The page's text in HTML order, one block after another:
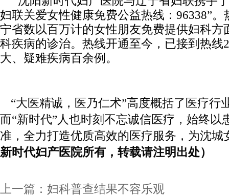
妇联关爱女性健康免费公益热线： 96338”。
宁省数以百万计的女性朋友免费提供妇科方
科疾病的诊治。热线开通至今，已接到热线
大、疑难疾病百余例。
“大医精诚，医乃仁术”高度概括了医疗行
而“新时代”人也时刻不忘诚信医疗，始终以
准，全力打造优质高效的医疗服务，为沈城
新时代妇产医院所有，转载请注明出处）
上一篇： 妇科普查结果不容乐观